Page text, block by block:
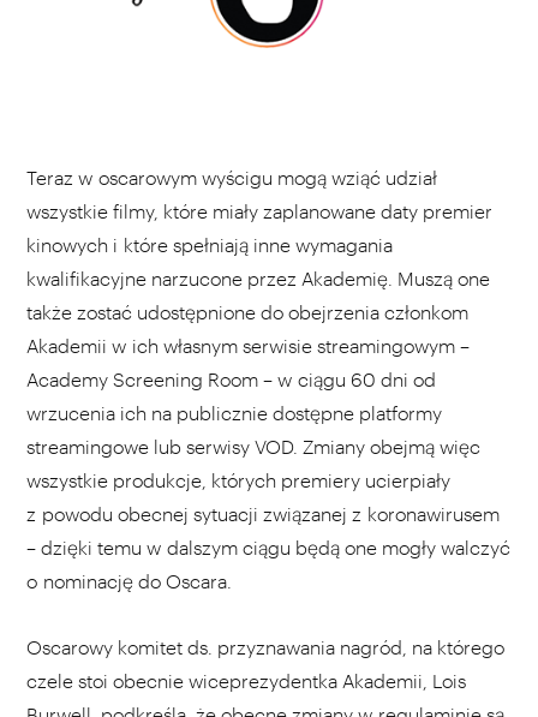
Teraz w oscarowym wyścigu mogą wziąć udział
wszystkie filmy, które miały zaplanowane daty premier
kinowych i które spełniają inne wymagania
kwalifikacyjne narzucone przez Akademię. Muszą one
także zostać udostępnione do obejrzenia członkom
Akademii w ich własnym serwisie streamingowym –
Academy Screening Room – w ciągu 60 dni od
wrzucenia ich na publicznie dostępne platformy
streamingowe lub serwisy VOD. Zmiany obejmą więc
wszystkie produkcje, których premiery ucierpiały
z powodu obecnej sytuacji związanej z koronawirusem
– dzięki temu w dalszym ciągu będą one mogły walczyć
o nominację do Oscara.
Oscarowy komitet ds. przyznawania nagród, na którego
czele stoi obecnie wiceprezydentka Akademii, Lois